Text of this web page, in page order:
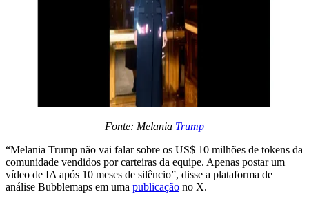
Fonte: Melania Trump
“Melania Trump não vai falar sobre os US$ 10 milhões de tokens da
comunidade vendidos por carteiras da equipe. Apenas postar um
vídeo de IA após 10 meses de silêncio”, disse a plataforma de
análise Bubblemaps em uma publicação no X.